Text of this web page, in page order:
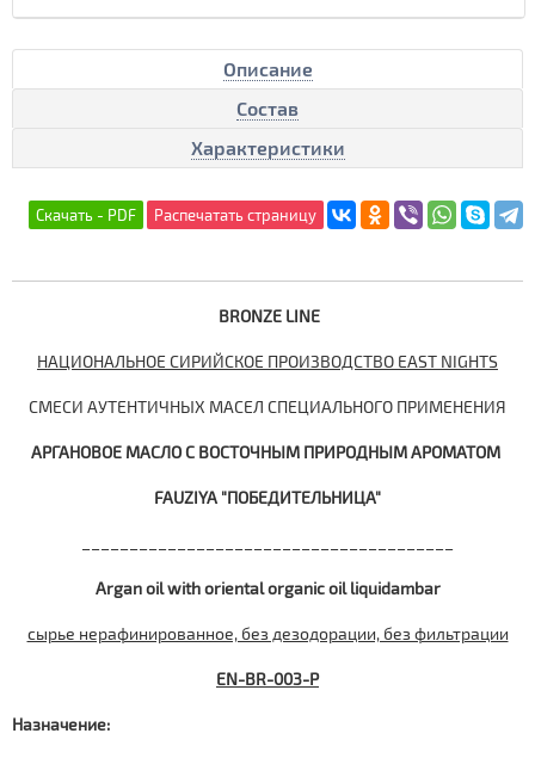
Описание
Состав
Характеристики
BRONZE LINE
НАЦИОНАЛЬНОЕ СИРИЙСКОЕ ПРОИЗВОДСТВО EAST NIGHTS
СМЕСИ АУТЕНТИЧНЫХ МАСЕЛ СПЕЦИАЛЬНОГО ПРИМЕНЕНИЯ
АРГАНОВОЕ МАСЛО С ВОСТОЧНЫМ ПРИРОДНЫМ АРОМАТОМ
FAUZIYA "ПОБЕДИТЕЛЬНИЦА"
Argan oil with oriental organic oil liquidambar
сырье нерафинированное, без дезодорации, без фильтрации
EN-BR-003-P
Назначение: